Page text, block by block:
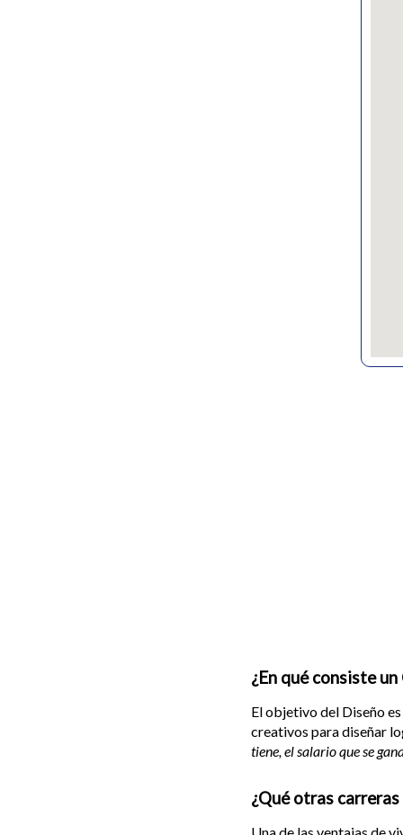
¿En qué consiste
El objetivo del Diseño
creativos para diseñar
tiene, el salario que se
¿Qué otras
Una de las ventajas de